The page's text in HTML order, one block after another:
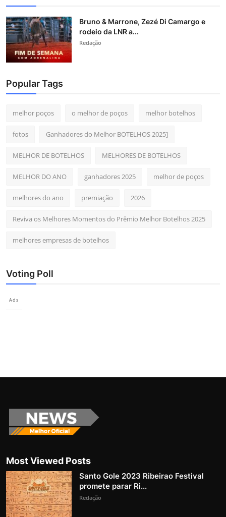
Bruno & Marrone, Zezé Di Camargo e
rodeio da LNR a...
Redação
Popular Tags
melhor poços o melhor de poços melhor botelhos
fotos Ganhadores do Melhor BOTELHOS 2025]
MELHOR DE BOTELHOS MELHORES DE BOTELHOS
MELHOR DO ANO ganhadores 2025 melhor de poços
melhores do ano premiação 2026
Reviva os Melhores Momentos do Prêmio Melhor Botelhos 2025
melhores empresas de botelhos
Voting Poll
Ads
Most Viewed Posts
Santo Gole 2023 Ribeirao Festival
promete parar Ri...
Redação